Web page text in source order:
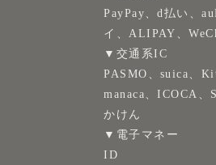
PayPay、d払い、
イ、ALIPAY、
▼交通系IC
PASMO、suica、
manaca、ICOCA、
かけん
▼電子マネー
ID